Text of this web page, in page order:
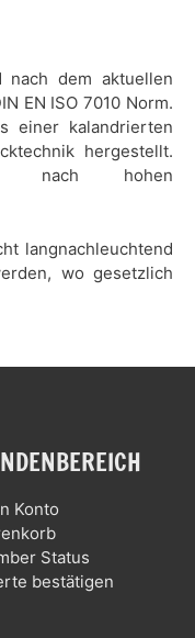
nach dem aktuellen
EN ISO 7010 Norm.
einer kalandrierten
hergestellt.
nach hohen
langnachleuchtend
wo gesetzlich
Konto
Status
bestätigen